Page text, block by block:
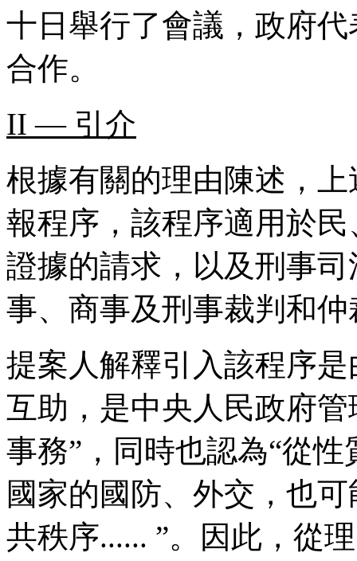
十日舉行了會議，政府
合作。
II — 引介
根據有關的理由陳述，
報程序，該程序適用於
證據的請求，以及刑事
事、商事及刑事裁判和
提案人解釋引入該程序
互助，是中央人民政府
事務”，同時也認為“從
國家的國防、外交，也
共秩序...... ”。因此，從